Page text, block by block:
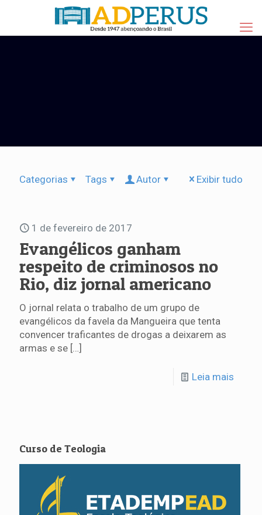
Categorias Tags Autor Exibir tudo
1 de fevereiro de 2017
Evangélicos ganham
respeito de criminosos no
Rio, diz jornal americano
O jornal relata o trabalho de um grupo de
evangélicos da favela da Mangueira que tenta
convencer traficantes de drogas a deixarem as
armas e se […]
Leia mais
Curso de Teologia